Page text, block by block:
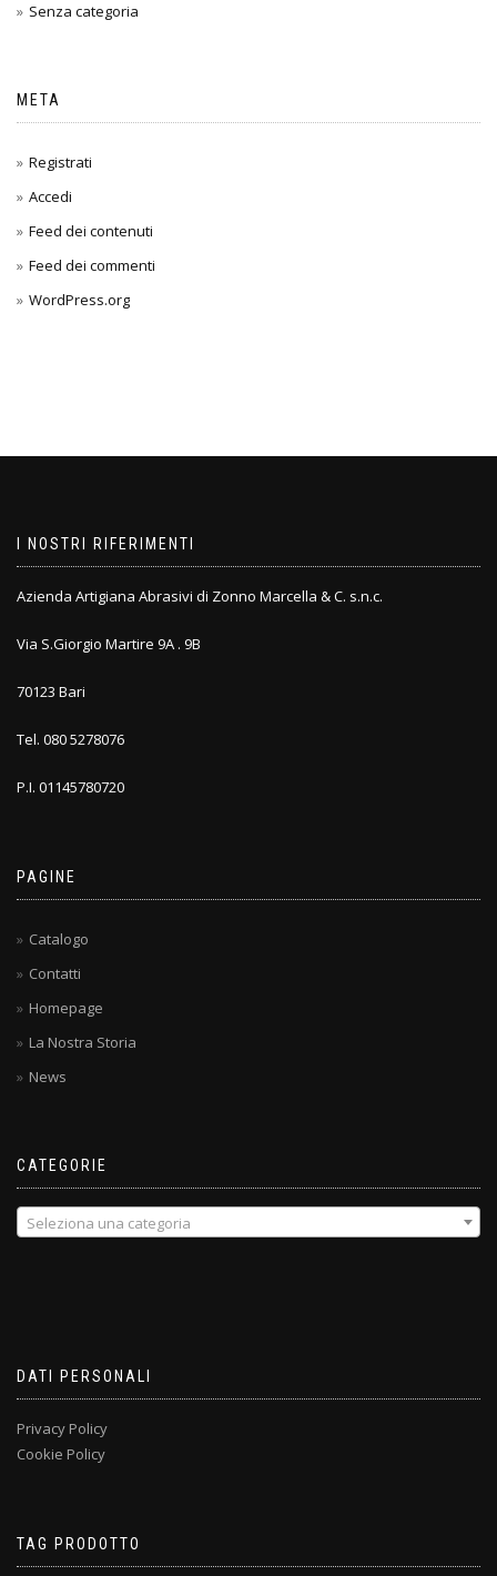
Senza categoria
META
Registrati
Accedi
Feed dei contenuti
Feed dei commenti
WordPress.org
I NOSTRI RIFERIMENTI
Azienda Artigiana Abrasivi di Zonno Marcella & C. s.n.c.
Via S.Giorgio Martire 9A . 9B
70123 Bari
Tel. 080 5278076
P.I. 01145780720
PAGINE
Catalogo
Contatti
Homepage
La Nostra Storia
News
CATEGORIE
Seleziona una categoria
DATI PERSONALI
Privacy Policy
Cookie Policy
TAG PRODOTTO